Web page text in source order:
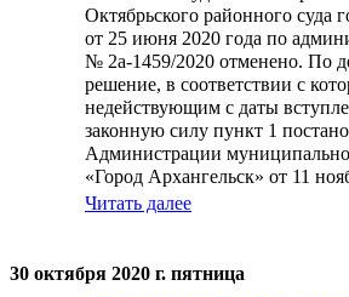
Октябрьского районного суда
от 25 июня 2020 года по
№ 2а-1459/2020 отменено. По
решение, в соответствии с
недействующим с даты
законную силу пункт 1
Администрации
«Город Архангельск» от 11
Читать далее
30 октября 2020 г. пятница